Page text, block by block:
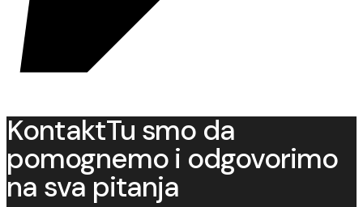
KontaktTu smo da
pomognemo i odgovorimo
na sva pitanja